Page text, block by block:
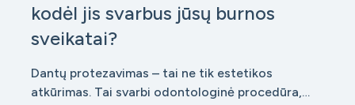
kodėl jis svarbus jūsų burnos
sveikatai?
Dantų protezavimas – tai ne tik estetikos
atkūrimas. Tai svarbi odontologinė procedūra,